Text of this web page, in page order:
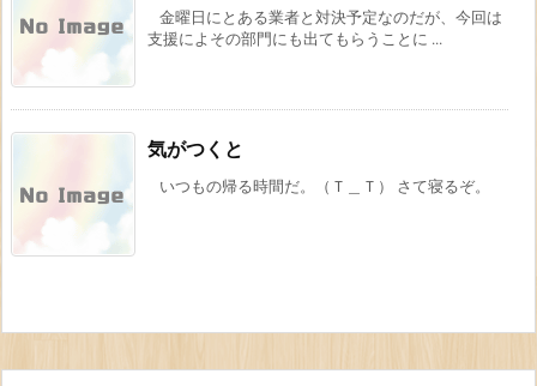
金曜日にとある業者と対決予定なのだが、今回は
支援によその部門にも出てもらうことに ...
気がつくと
いつもの帰る時間だ。（Ｔ＿Ｔ） さて寝るぞ。